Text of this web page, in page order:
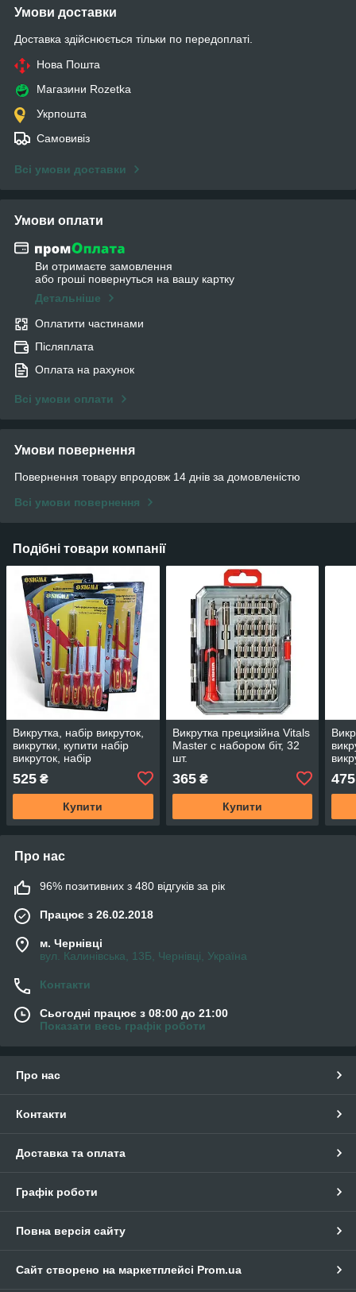
Умови доставки
Доставка здійснюється тільки по передоплаті.
Нова Пошта
Магазини Rozetka
Укрпошта
Самовивіз
Всі умови доставки
Умови оплати
Ви отримаєте замовлення
або гроші повернуться на вашу картку
Детальніше
Оплатити частинами
Післяплата
Оплата на рахунок
Всі умови оплати
Умови повернення
Повернення товару впродовж 14 днів за домовленістю
Всі умови повернення
Подібні товари компанії
Викрутка, набір викруток,
викрутки, купити набір
викруток, набір
1000v
525 ₴
Купити
Викрутка прецизійна Vitals
Master с набором біт, 32
шт.
365₴
Купити
475
Про нас
96% позитивних з 480 відгуків за рік
Працює з 26.02.2018
м. Чернівці
вул. Калинівська, 13Б, Чернівці, Україна
Контакти
Сьогодні працює з 08:00 до 21:00
Показати весь графік роботи
Про нас
Контакти
Доставка та оплата
Графік роботи
Повна версія сайту
Сайт створено на маркетплейсі Prom.ua